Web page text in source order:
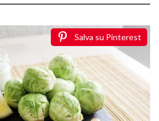
Salva su Pinterest